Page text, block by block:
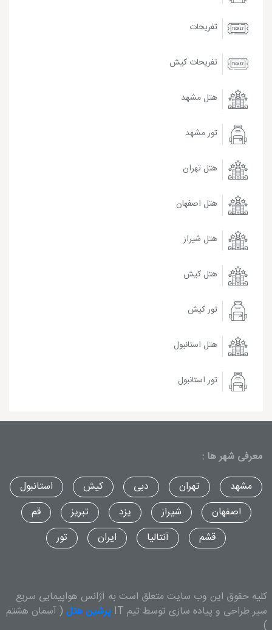
تفریحات
تفریحات کیش
هتل مشهد
تور مشهد
هتل تهران
هتل اصفهان
هتل شیراز
هتل کیش
تور کیش
هتل استانبول
تور استانبول
معرفی شهر ها :
مشهد
تهران دبی کیش
استانبول
اصفهان
شیراز یزد تبریز
قم
قشم
آنتالیا ایران تور
کلیه حقوق این وب سایت متعلق است به آژانس هواپیمایی سریع
سیر.طراحی و پیاده سازی توسط تیم IT
پرشین هتل ( آسمان هشتم
)